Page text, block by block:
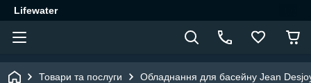
Lifewater
Товари та послуги Обладнання для басейну Jean